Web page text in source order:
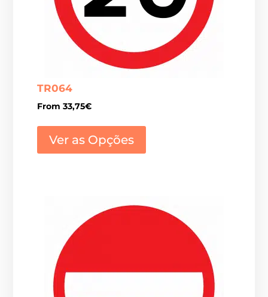
TR064
From 33,75€
Ver as Opções
has
options